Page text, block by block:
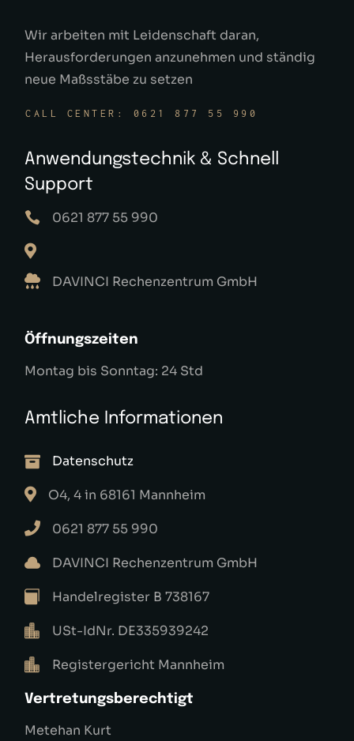
Wir arbeiten mit Leidenschaft daran,
Herausforderungen anzunehmen und ständig
neue Maßsstäbe zu setzen
CALL CENTER: 0621 877 55 990
Anwendungstechnik & Schnell
Support
0621 877 55 990
DAVINCI Rechenzentrum GmbH
Öffnungszeiten
Montag bis Sonntag: 24 Std
Amtliche Informationen
Datenschutz
O4, 4 in 68161 Mannheim
0621 877 55 990
DAVINCI Rechenzentrum GmbH
Handelregister B 738167
USt-IdNr. DE335939242
Registergericht Mannheim
Vertretungsberechtigt
Metehan Kurt